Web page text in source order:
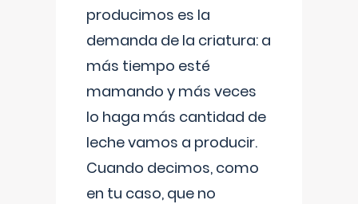
producimos es la
demanda de la criatura: a
más tiempo esté
mamando y más veces
lo haga más cantidad de
leche vamos a producir.
Cuando decimos, como
en tu caso, que no